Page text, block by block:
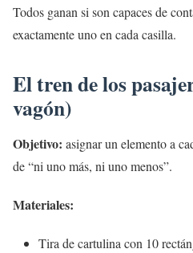
Todos ganan si son capaces de
exactamente uno en cada casilla.
El tren de los
vagón)
Objetivo: asignar un elemento a
de “ni uno más, ni uno menos”.
Materiales:
Tira de cartulina con 10